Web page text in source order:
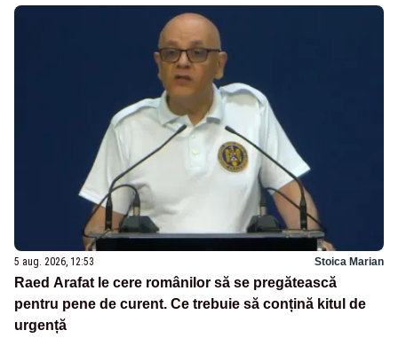
5 aug. 2026, 12:53 Stoica Marian
Raed Arafat le cere românilor să se pregătească
pentru pene de curent. Ce trebuie să conțină kitul de
urgență